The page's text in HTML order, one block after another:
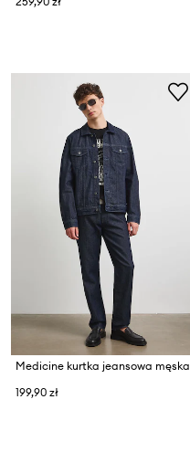
Medicine kurtka jeansowa męska
199,90 zł